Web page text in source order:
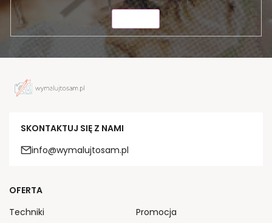
SKONTAKTUJ SIĘ Z NAMI
info@wymalujtosam.pl
OFERTA
Techniki
Promocja